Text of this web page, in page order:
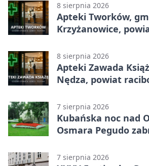
8 sierpnia 2026
Apteki Tworków,
Krzyżanowice,
8 sierpnia 2026
Apteki Zawada
Nędza, powiat
7 sierpnia 2026
Kubańska noc nad
Osmara Pegudo
7 sierpnia 2026